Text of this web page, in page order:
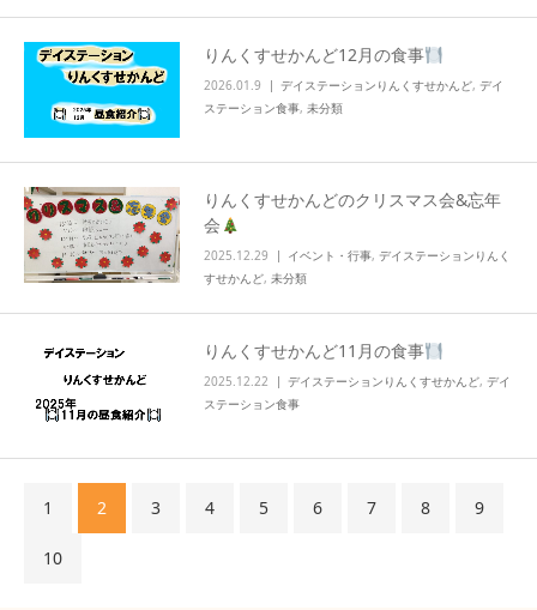
りんくすせかんど12月の食事
2026.01.9 デイステーションりんくすせかんど, デイ
ステーション食事, 未分類
りんくすせかんどのクリスマス会&忘年
会
2025.12.29 イベント・行事, デイステーションりんく
すせかんど, 未分類
りんくすせかんど11月の食事
2025.12.22 デイステーションりんくすせかんど, デイ
ステーション食事
1 2 3 4 5 6 7 8 9
10